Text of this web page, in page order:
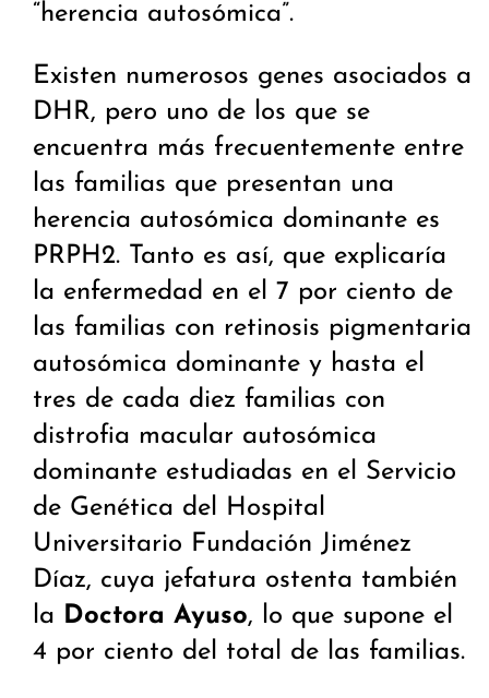
“herencia autosómica”.
Existen numerosos genes asociados a
DHR, pero uno de los que se
encuentra más frecuentemente entre
las familias que presentan una
herencia autosómica dominante es
PRPH2. Tanto es así, que explicaría
la enfermedad en el 7 por ciento de
las familias con retinosis pigmentaria
autosómica dominante y hasta el
tres de cada diez familias con
distrofia macular autosómica
dominante estudiadas en el Servicio
de Genética del Hospital
Universitario Fundación Jiménez
Díaz, cuya jefatura ostenta también
la Doctora Ayuso, lo que supone el
4 por ciento del total de las familias.